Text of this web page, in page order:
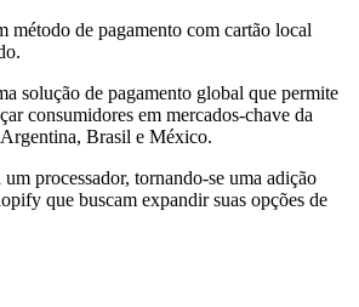
método de pagamento com cartão local
solução de pagamento global que permite
consumidores em mercados-chave da
Brasil e México.
processador, tornando-se uma adição
que buscam expandir suas opções de